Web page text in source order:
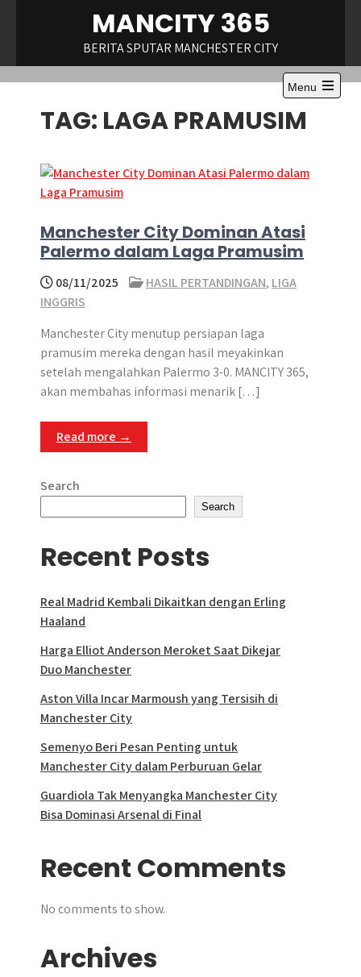
MANCITY 365
BERITA SPUTAR MANCHESTER CITY
Menu
TAG: LAGA PRAMUSIM
Manchester City Dominan Atasi
Palermo dalam Laga Pramusim
08/11/2025 HASIL PERTANDINGAN, LIGA
INGGRIS
Manchester City menutup persiapan laga
pramusim mereka dengan hasil meyakinkan
setelah mengalahkan Palermo 3-0. MANCITY 365,
akan membahas informasi menarik […]
Read more →
Search
Search
Recent Posts
Real Madrid Kembali Dikaitkan dengan Erling
Haaland
Harga Elliot Anderson Meroket Saat Dikejar
Duo Manchester
Aston Villa Incar Marmoush yang Tersisih di
Manchester City
Semenyo Beri Pesan Penting untuk
Manchester City dalam Perburuan Gelar
Guardiola Tak Menyangka Manchester City
Bisa Dominasi Arsenal di Final
Recent Comments
No comments to show.
Archives